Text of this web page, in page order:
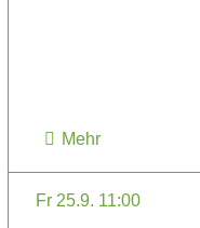
Mehr
Fr 25.9. 11:00